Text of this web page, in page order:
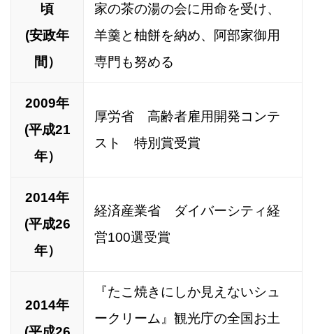
頃
(安政年
間）
家の茶の湯の会に用命を受け、
羊羹と柚餅を納め、阿部家御用
専門も努める
2009年
(平成21
年）
厚労省 高齢者雇用開発コンテ
スト 特別賞受賞
2014年
(平成26
年）
経済産業省 ダイバーシティ経
営100選受賞
2014年
『たこ焼きにしか見えないシュ
ークリーム』観光庁の全国お土